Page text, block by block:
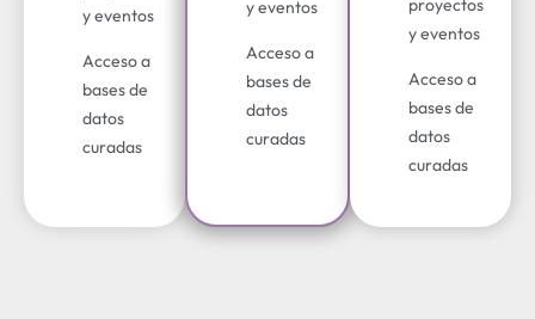
y eventos
Acceso a
bases de
datos
curadas
y eventos
Acceso a
bases de
datos
curadas
proyectos
y eventos
Acceso a
bases de
datos
curadas